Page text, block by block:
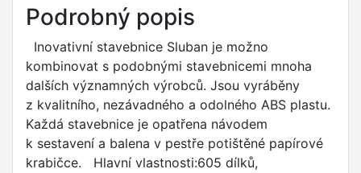
Podrobný popis
Inovativní stavebnice Sluban je možno
kombinovat s podobnými stavebnicemi mnoha
dalších významných výrobců. Jsou vyráběny
z kvalitního, nezávadného a odolného ABS plastu.
Každá stavebnice je opatřena návodem
k sestavení a balena v pestře potištěné papírové
krabičce. Hlavní vlastnosti:605 dílků,